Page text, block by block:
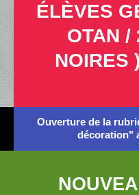
ÉLÈVES
OTAN /
NOIRES
Ouverture de la
décoration"